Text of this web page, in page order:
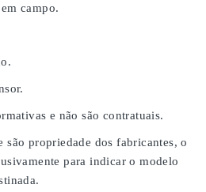
campo.
e não são contratuais.
são propriedade dos fabricantes, o
para indicar o modelo